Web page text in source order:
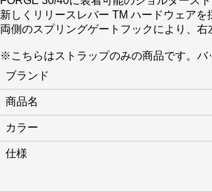
新しくリリースレバー TM ハードウェア
両側のスプリングゲートフックにより、
※こちらはストラップのみの商品です。バ
ブランド
商品名
カラー
仕様